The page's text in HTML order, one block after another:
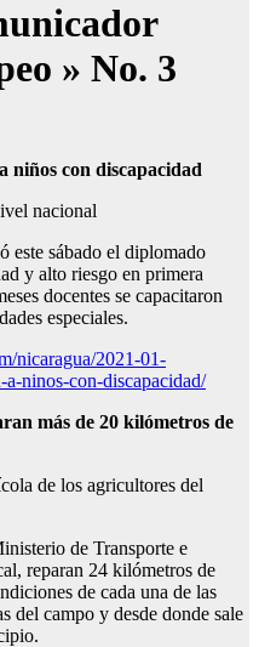
» No. 3
niños con discapacidad
nacional
este sábado el diplomado
y alto riesgo en primera
docentes se capacitaron
especiales.
nicaragua/2021-01-
ninos-con-discapacidad/
más de 20 kilómetros de
de los agricultores del
de Transporte e
reparan 24 kilómetros de
de cada una de las
del campo y desde donde sale